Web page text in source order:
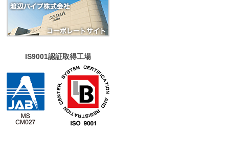
IS9001認証取得工場